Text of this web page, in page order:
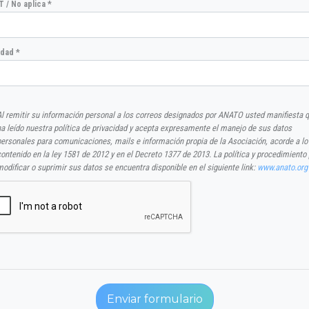
/ No aplica *
*
remitir su información personal a los correos designados por ANATO usted manifiesta
leído nuestra política de privacidad y acepta expresamente el manejo de sus datos
para comunicaciones, mails e información propia de la Asociación, acorde a lo
en la ley 1581 de 2012 y en el Decreto 1377 de 2013. La política y procedimiento
o suprimir sus datos se encuentra disponible en el siguiente link: www.anato.org
Enviar formulario